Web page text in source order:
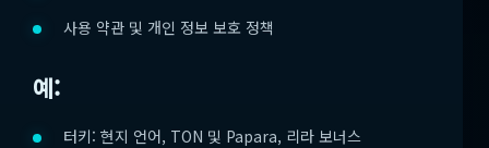
사용 약관 및 개인 정보 보호 정책
예:
터키: 현지 언어, TON 및 Papara, 리라 보너스